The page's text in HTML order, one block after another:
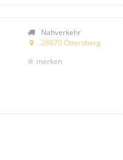
Nahverkehr
28870 Ottersberg
merken